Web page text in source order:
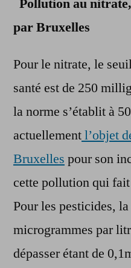
Pollution au
par Bruxelles
Pour le nitrate, le
santé est de 250
la norme s’établit à
actuellementl’objet
Bruxelles pour son
cette pollution qui
Pour les pesticides,
microgrammes par
dépasser étant de